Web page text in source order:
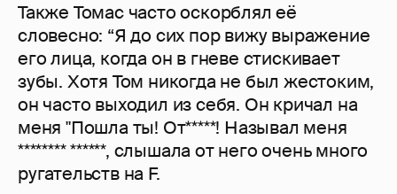
Также Томас часто оскорблял её
словесно: “Я до сих пор вижу выражение
его лица, когда он в гневе стискивает
зубы. Хотя Том никогда не был жестоким,
он часто выходил из себя. Он кричал на
меня "Пошла ты! От*****! Называл меня
******** ******, слышала от него очень много
ругательств на F.